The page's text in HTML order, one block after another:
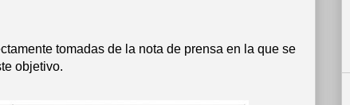
tomadas de la nota de prensa en la que se
objetivo.